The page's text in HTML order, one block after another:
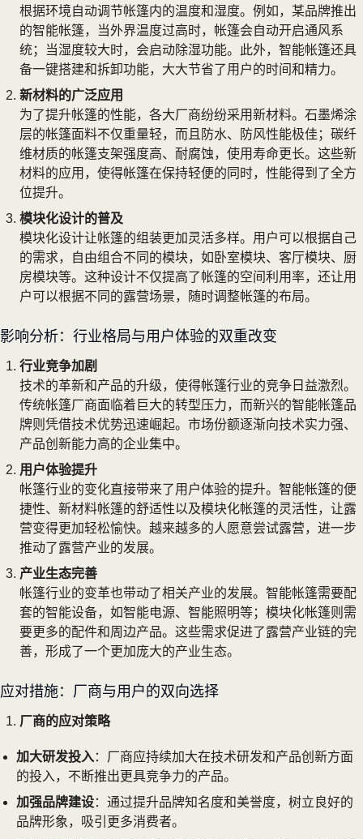
根据环境自动调节帐篷内的温度和湿度。例如，某品牌推出
的智能帐篷，当外界温度过高时，帐篷会自动开启通风系
统；当湿度较大时，会启动除湿功能。此外，智能帐篷还具
备一键搭建和拆卸功能，大大节省了用户的时间和精力。
新材料的广泛应用
为了提升帐篷的性能，各大厂商纷纷采用新材料。石墨烯涂
层的帐篷面料不仅重量轻，而且防水、防风性能极佳；碳纤
维材质的帐篷支架强度高、耐腐蚀，使用寿命更长。这些新
材料的应用，使得帐篷在保持轻便的同时，性能得到了全方
位提升。
模块化设计的普及
模块化设计让帐篷的组装更加灵活多样。用户可以根据自己
的需求，自由组合不同的模块，如卧室模块、客厅模块、厨
房模块等。这种设计不仅提高了帐篷的空间利用率，还让用
户可以根据不同的露营场景，随时调整帐篷的布局。
影响分析：行业格局与用户体验的双重改变
行业竞争加剧
技术的革新和产品的升级，使得帐篷行业的竞争日益激烈。
传统帐篷厂商面临着巨大的转型压力，而新兴的智能帐篷品
牌则凭借技术优势迅速崛起。市场份额逐渐向技术实力强、
产品创新能力高的企业集中。
用户体验提升
帐篷行业的变化直接带来了用户体验的提升。智能帐篷的便
捷性、新材料帐篷的舒适性以及模块化帐篷的灵活性，让露
营变得更加轻松愉快。越来越多的人愿意尝试露营，进一步
推动了露营产业的发展。
产业生态完善
帐篷行业的变革也带动了相关产业的发展。智能帐篷需要配
套的智能设备，如智能电源、智能照明等；模块化帐篷则需
要更多的配件和周边产品。这些需求促进了露营产业链的完
善，形成了一个更加庞大的产业生态。
应对措施：厂商与用户的双向选择
厂商的应对策略
加大研发投入：厂商应持续加大在技术研发和产品创新方面
的投入，不断推出更具竞争力的产品。
加强品牌建设：通过提升品牌知名度和美誉度，树立良好的
品牌形象，吸引更多消费者。